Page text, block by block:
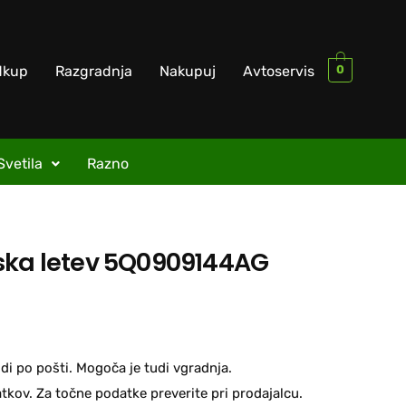
Razgradnja Nakupuj Avtoservis 0
Razno
letev 5Q0909144AG
po pošti. Mogoča je tudi vgradnja.
Za točne podatke preverite pri prodajalcu.